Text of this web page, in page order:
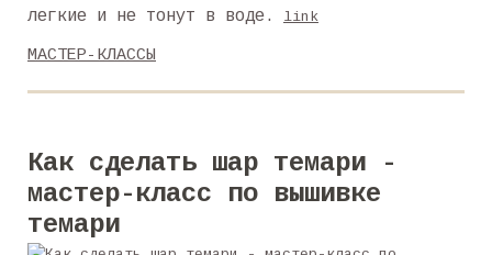
легкие и не тонут в воде. link
МАСТЕР-КЛАССЫ
Как сделать шар темари -
мастер-класс по вышивке
темари